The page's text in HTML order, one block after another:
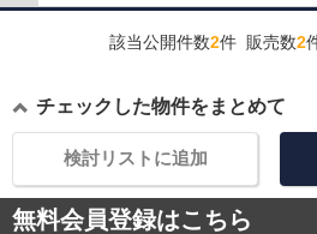
該当公開件数2件 販売数2
チェックした物件をまとめて
検討リストに追加
無料会員登録はこちら